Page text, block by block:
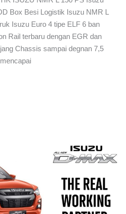
Box Besi Logistik Isuzu NMR L
Isuzu Euro 4 tipe ELF 6 ban
Rail terbaru dengan EGR dan
Chassis sampai degnan 7,5